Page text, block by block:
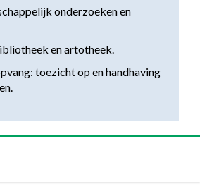
onderzoeken en
en artotheek.
toezicht op en handhaving